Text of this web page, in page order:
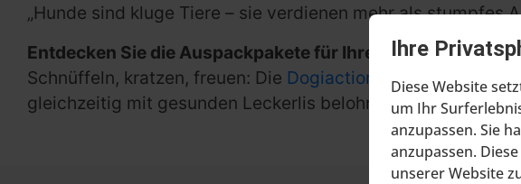
Ihre
Diese Website
um Ihr
anzupassen. Sie
anzupassen.
unserer Website
„Hunde sind kluge Tiere – sie verdienen mehr als stumpfes
Entdecken Sie die Auspackpakete für Ihren Hund
Schnüffeln, kratzen, freuen: Die Dogiaction-Pakete sind ab
gleichzeitig mit gesunden Leckerlis belohnen möchten –